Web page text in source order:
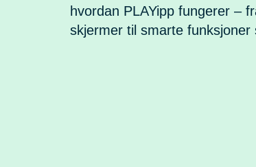
hvordan PLAYipp fungerer –
skjermer til smarte